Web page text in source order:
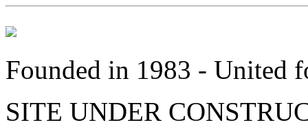
Founded in 1983 - United
SITE UNDER